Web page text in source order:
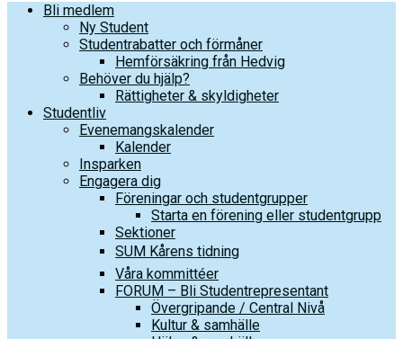
Bli medlem
Ny Student
Studentrabatter och förmåner
Hemförsäkring från Hedvig
Behöver du hjälp?
Rättigheter & skyldigheter
Studentliv
Evenemangskalender
Kalender
Insparken
Engagera dig
Föreningar och studentgrupper
Starta en förening eller studentgrupp
Sektioner
SUM Kårens tidning
Våra kommittéer
FORUM – Bli Studentrepresentant
Övergripande / Central Nivå
Kultur & samhälle